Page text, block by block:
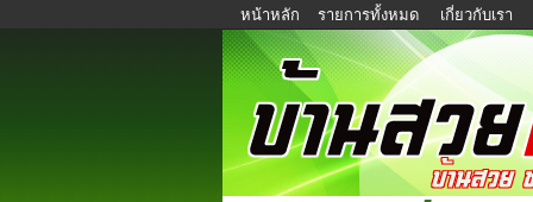
หน้าหลัก รายการทั้งหมด เกี่ยวกับเรา